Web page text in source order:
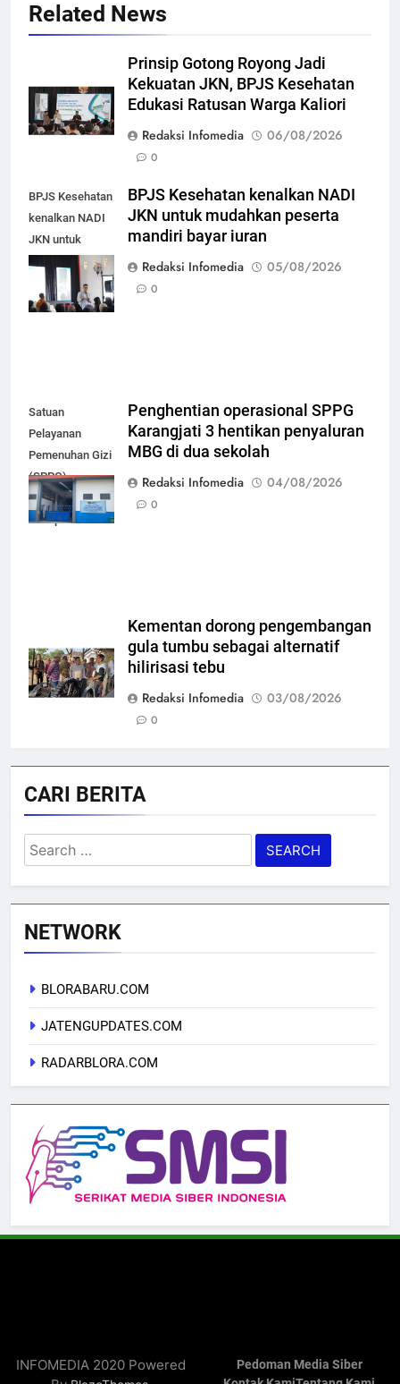
Related News
Prinsip Gotong Royong Jadi
Kekuatan JKN, BPJS Kesehatan
Edukasi Ratusan Warga Kaliori
Redaksi Infomedia
06/08/2026
0
BPJS Kesehatan
kenalkan NADI
JKN untuk
mudahkan
peserta mandiri
bayar iuran
BPJS Kesehatan kenalkan NADI
JKN untuk mudahkan peserta
mandiri bayar iuran
Redaksi Infomedia
05/08/2026
0
Satuan
Pelayanan
Pemenuhan Gizi
(SPPG)
Karangjati 3 di
Kabupaten Blora
Penghentian operasional SPPG
Karangjati 3 hentikan penyaluran
MBG di dua sekolah
Redaksi Infomedia
04/08/2026
0
Kementan dorong pengembangan
gula tumbu sebagai alternatif
hilirisasi tebu
Redaksi Infomedia
03/08/2026
0
CARI BERITA
Search
for:
NETWORK
BLORABARU.COM
JATENGUPDATES.COM
RADARBLORA.COM
INFOMEDIA 2020 Powered
Pedoman Media Siber